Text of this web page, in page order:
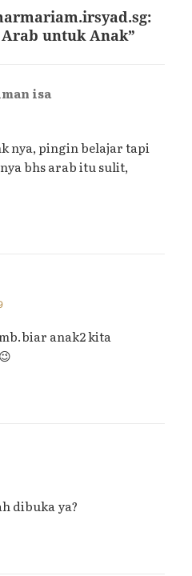
untuk Anak”
isa
nya, pingin belajar tapi
bhs arab itu sulit,
anak2 kita
dibuka ya?